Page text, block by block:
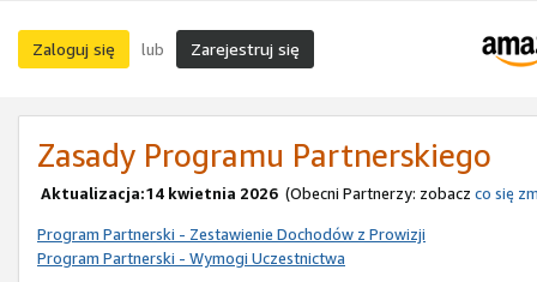
Zaloguj się lub Zarejestruj się
Zasady Programu Partnerskiego
Aktualizacja:14 kwietnia 2026 (Obecni Partnerzy: zobacz co się
Program Partnerski - Zestawienie Dochodów z Prowizji
Program Partnerski - Wymogi Uczestnictwa